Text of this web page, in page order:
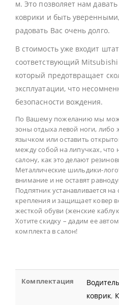
м. Это позволяет нам
коврики и быть
радовать Вас очень долго.
В стоимость уже входит
соответствующий
который предотвращает
эксплуатации, что
безопасности вождения.
По Вашему пожеланию мы
зоны отдыха левой ноги, либо
язычком или оставить
между собой на липучках, что
салону, как это делают
Металлические шильдики-
внимание и не оставят
Подпятник устанавливается
крепления и защищает ковер
жесткой обуви (женские
Хотите скидку – дадим ее
комплекта в салон!
Комплектация
коврик,